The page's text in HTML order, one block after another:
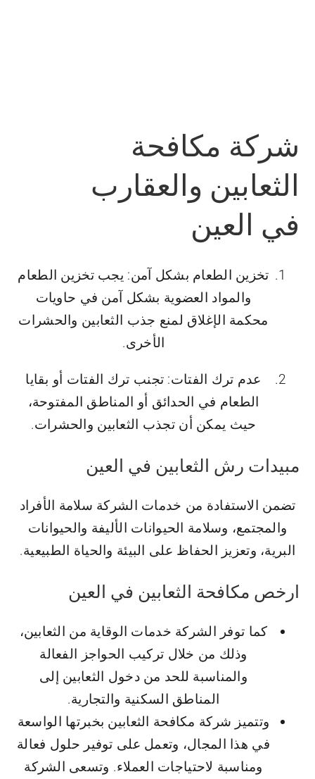
شركة مكافحة
الثعابين والعقارب
في العين
تخزين الطعام بشكل آمن: يجب تخزين الطعام
والمواد العضوية بشكل آمن في حاويات
محكمة الإغلاق لمنع جذب الثعابين والحشرات
الأخرى.
عدم ترك الفتات: تجنب ترك الفتات أو بقايا
الطعام في الحدائق أو المناطق المفتوحة،
حيث يمكن أن تجذب الثعابين والحشرات.
مبيدات رش الثعابين في العين
تضمن الاستفادة من خدمات الشركة سلامة الأفراد
والمجتمع، وسلامة الحيوانات الأليفة والحيوانات
البرية، وتعزيز الحفاظ على البيئة والحياة الطبيعية.
ارخص مكافحة الثعابين في العين
كما توفر الشركة خدمات الوقاية من الثعابين،
وذلك من خلال تركيب الحواجز الفعالة
والمناسبة للحد من دخول الثعابين إلى
المناطق السكنية والتجارية.
وتتميز شركة مكافحة الثعابين بخبرتها الواسعة
في هذا المجال، وتعمل على توفير حلول فعالة
ومناسبة لاحتياجات العملاء. وتسعى الشركة